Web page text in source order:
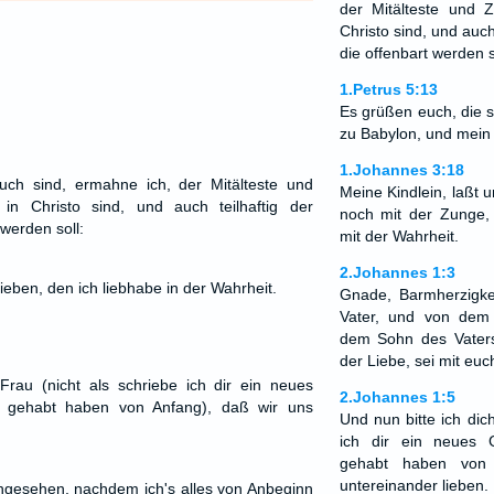
sind, ermahne ich, der Mitälteste und
Christo sind, und auch teilhaftig der
soll:
den ich liebhabe in der Wahrheit.
(nicht als schriebe ich dir ein neues
haben von Anfang), daß wir uns
nachdem ich's alles von Anbeginn
der Mitälteste und
Christo sind, und
die offenbart werden
1.Petrus 5:13
Es grüßen euch, die
zu Babylon, und
1.Johannes 3:18
Meine Kindlein, laßt
noch mit der
mit der Wahrheit.
2.Johannes 1:3
Gnade,
Vater, und von
dem Sohn des
der Liebe, sei mit
2.Johannes 1:5
Und nun bitte ich
ich dir ein neues
gehabt haben
untereinander lieben.